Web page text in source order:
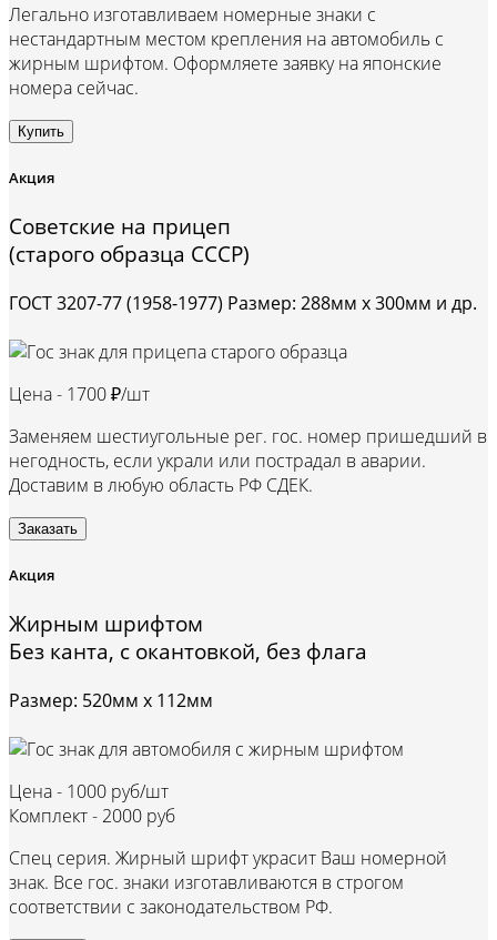
Легально изготавливаем номерные знаки с
нестандартным местом крепления на автомобиль с
жирным шрифтом. Оформляете заявку на японские
номера сейчас.
Купить
Акция
Советские на прицеп
(старого образца СССР)
ГОСТ 3207-77 (1958-1977) Размер: 288мм х 300мм и др.
Цена - 1700 ₽/шт
Заменяем шестиугольные рег. гос. номер пришедший в
негодность, если украли или пострадал в аварии.
Доставим в любую область РФ СДЕК.
Заказать
Акция
Жирным шрифтом
Без канта, с окантовкой, без флага
Размер: 520мм х 112мм
Цена - 1000 руб/шт
Комплект - 2000 руб
Спец серия. Жирный шрифт украсит Ваш номерной
знак. Все гос. знаки изготавливаются в строгом
соответствии с законодательством РФ.